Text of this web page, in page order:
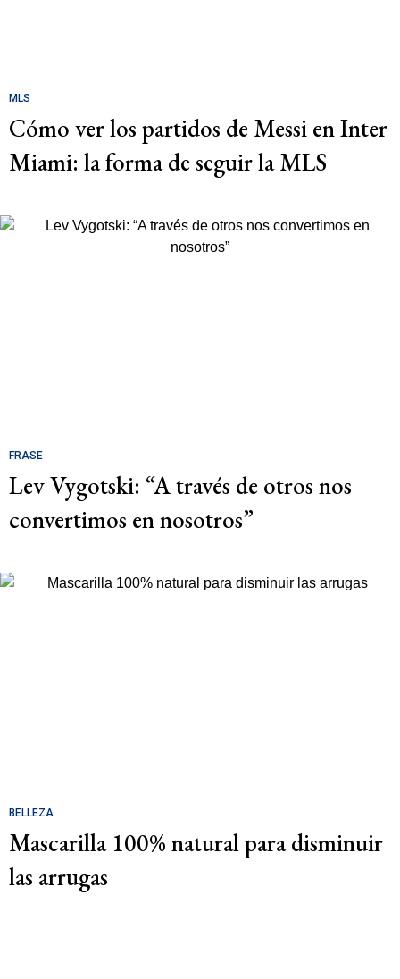
MLS
Cómo ver los partidos de Messi en Inter
Miami: la forma de seguir la MLS
FRASE
Lev Vygotski: “A través de otros nos
convertimos en nosotros”
BELLEZA
Mascarilla 100% natural para disminuir
las arrugas